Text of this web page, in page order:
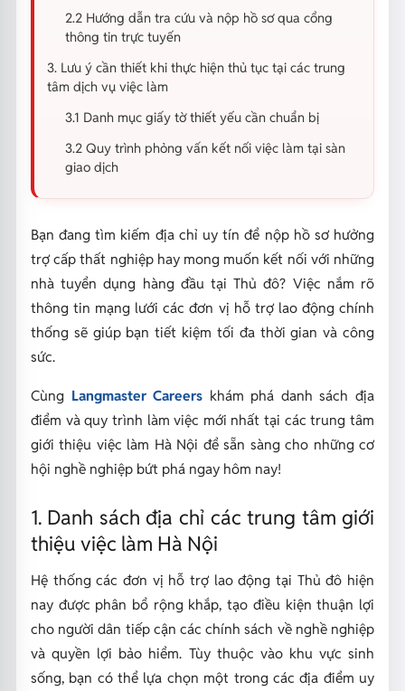
2.2 Hướng dẫn tra cứu và nộp hồ sơ qua cổng
thông tin trực tuyến
3. Lưu ý cần thiết khi thực hiện thủ tục tại các trung
tâm dịch vụ việc làm
3.1 Danh mục giấy tờ thiết yếu cần chuẩn bị
3.2 Quy trình phỏng vấn kết nối việc làm tại sàn
giao dịch
Bạn đang tìm kiếm địa chỉ uy tín để nộp hồ sơ hưởng
trợ cấp thất nghiệp hay mong muốn kết nối với những
nhà tuyển dụng hàng đầu tại Thủ đô? Việc nắm rõ
thông tin mạng lưới các đơn vị hỗ trợ lao động chính
thống sẽ giúp bạn tiết kiệm tối đa thời gian và công
sức.
Cùng Langmaster Careers khám phá danh sách địa
điểm và quy trình làm việc mới nhất tại các trung tâm
giới thiệu việc làm Hà Nội để sẵn sàng cho những cơ
hội nghề nghiệp bứt phá ngay hôm nay!
1. Danh sách địa chỉ các trung tâm giới
thiệu việc làm Hà Nội
Hệ thống các đơn vị hỗ trợ lao động tại Thủ đô hiện
nay được phân bổ rộng khắp, tạo điều kiện thuận lợi
cho người dân tiếp cận các chính sách về nghề nghiệp
và quyền lợi bảo hiểm. Tùy thuộc vào khu vực sinh
sống, bạn có thể lựa chọn một trong các địa điểm uy